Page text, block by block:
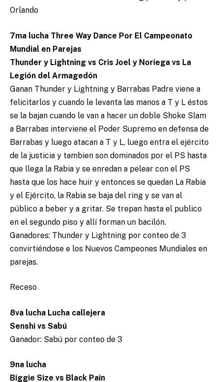
Orlando
7ma lucha Three Way Dance Por El Campeonato
Mundial en Parejas
Thunder y Lightning vs Cris Joel y Noriega vs La
Legión del Armagedón
Ganan Thunder y Lightning y Barrabas Padre viene a
felicitarlos y cuando le levanta las manos a T y L éstos
se la bajan cuando le van a hacer un doble Shoke Slam
a Barrabas interviene el Poder Supremo en defensa de
Barrabas y luego atacan a T y L, luego entra el ejército
de la justicia y tambien son dominados por el PS hasta
que llega la Rabia y se enredan a pelear con el PS
hasta que los hace huir y entonces se quedan La Rabia
y el Ejército, la Rabia se baja del ring y se van al
público a beber y a gritar. Se trepan hasta el publico
en el segundo piso y allí forman un bacilón.
Ganadores: Thunder y Lightning por conteo de 3
convirtiéndose e los Nuevos Campeones Mundiales en
parejas.
Receso
8va lucha Lucha callejera
Senshi vs Sabú
Ganador: Sabú por conteo de 3
9na lucha
Biggie Size vs Black Pain